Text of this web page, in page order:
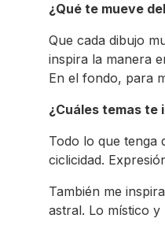
¿Qué te mueve
Que cada dibujo
inspira la manera
En el fondo, para
¿Cuáles temas te
Todo lo que tenga
ciclicidad.
También me
astral. Lo místico